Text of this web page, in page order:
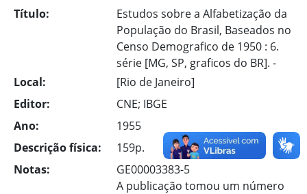
Título:
Estudos sobre a Alfabetização da
População do Brasil, Baseados no
Censo Demografico de 1950 : 6.
série [MG, SP, graficos do BR]. -
Local:
[Rio de Janeiro]
Editor:
CNE; IBGE
Ano:
1955
Descrição física:
159p.
Notas:
GE00003383-5
A publicação tomou um número